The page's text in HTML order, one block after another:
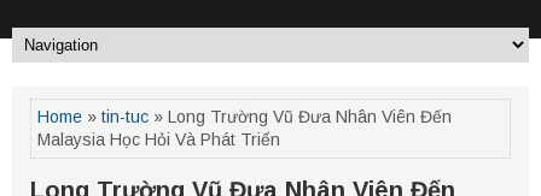
Home » tin-tuc » Long Trường Vũ Đưa Nhân Viên Đến
Malaysia Học Hỏi Và Phát Triển
Long Trường Vũ Đưa Nhân Viên Đến